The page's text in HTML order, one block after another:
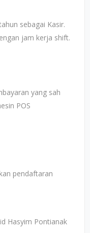
sebagai Kasir.
jam kerja shift.
yang sah
POS
pendaftaran
Hasyim Pontianak